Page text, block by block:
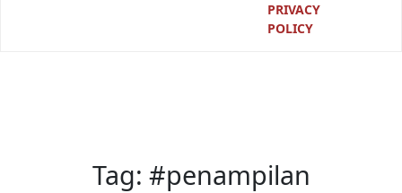
PRIVACY
POLICY
Tag: #penampilan